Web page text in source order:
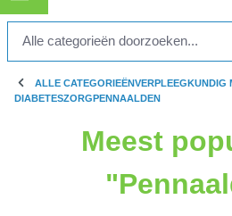
ALLE CATEGORIEËNVERPLEEGKUNDIG
DIABETESZORGPENNAALDEN
Meest